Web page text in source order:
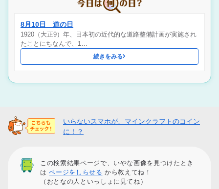
8月10日 道の日
1920（大正9）年、日本初の近代的な道路整備計画が実施され
たことにちなんで、1…
続きをみる
いらないスマホが、マインクラフトのコイン
に！？
この検索結果ページで、いやな画像を見つけたとき
はページをしらせる から教えてね！
（おとなの人といっしょに見てね）